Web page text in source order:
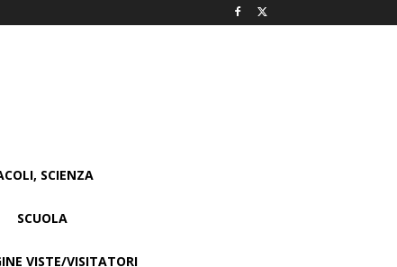
SCIENZA
SCUOLA
VISTE/VISITATORI